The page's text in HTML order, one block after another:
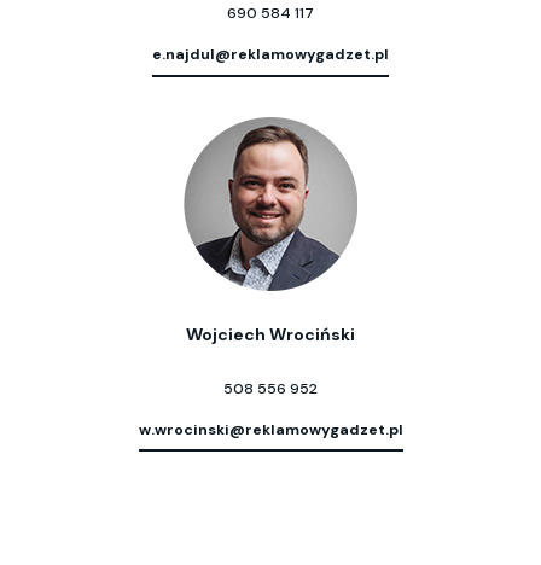
690 584 117
e.najdul@reklamowygadzet.pl
Wojciech Wrociński
508 556 952
w.wrocinski@reklamowygadzet.pl